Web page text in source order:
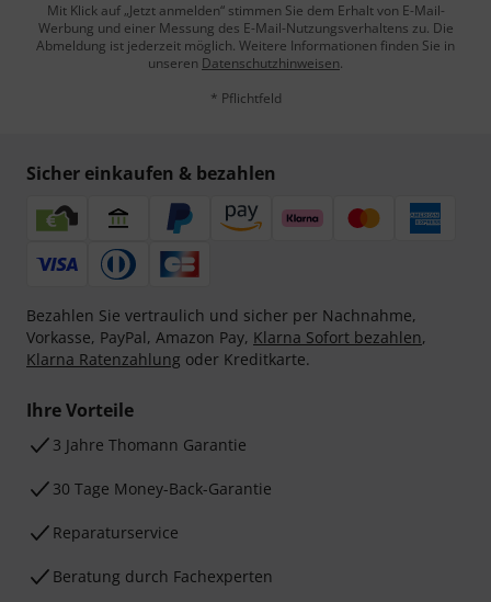
Mit Klick auf „Jetzt anmelden“ stimmen Sie dem Erhalt von E-Mail-
Werbung und einer Messung des E-Mail-Nutzungsverhaltens zu. Die
Abmeldung ist jederzeit möglich. Weitere Informationen finden Sie in
unseren Datenschutzhinweisen.
* Pflichtfeld
Sicher einkaufen & bezahlen
Bezahlen Sie vertraulich und sicher per Nachnahme,
Vorkasse, PayPal, Amazon Pay, Klarna Sofort bezahlen,
Klarna Ratenzahlung oder Kreditkarte.
Ihre Vorteile
3 Jahre Thomann Garantie
30 Tage Money-Back-Garantie
Reparaturservice
Beratung durch Fachexperten